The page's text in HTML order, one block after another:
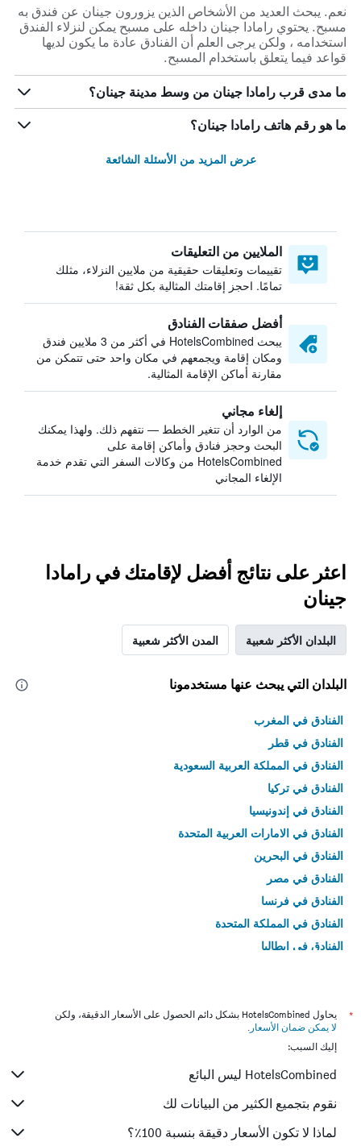
نعم. يبحث العديد من الأشخاص الذين يزورون جينان عن فندق به
مسبح. يحتوي رامادا جينان داخله على مسبح يمكن لنزلاء الفندق
استخدامه ، ولكن يرجى العلم أن الفنادق عادة ما يكون لديها
قواعد فيما يتعلق باستخدام المسبح.
ما مدى قرب رامادا جينان من وسط مدينة جينان؟
ما هو رقم هاتف رامادا جينان؟
عرض المزيد من الأسئلة الشائعة
الملايين من التعليقات
تقييمات وتعليقات حقيقية من ملايين النزلاء، مثلك
تمامًا. احجز إقامتك المثالية بكل ثقة!
أفضل صفقات الفنادق
يبحث HotelsCombined في أكثر من 3 ملايين فندق
ومكان إقامة ويجمعهم في مكان واحد حتى تتمكن من
مقارنة أماكن الإقامة المثالية.
إلغاء مجاني
من الوارد أن تتغير الخطط — نتفهم ذلك. ولهذا يمكنك
البحث وحجز فنادق وأماكن إقامة على
HotelsCombined من وكالات السفر التي تقدم خدمة
الإلغاء المجاني
اعثر على نتائج أفضل لإقامتك في رامادا
جينان
البلدان الأكثر شعبية المدن الأكثر شعبية
البلدان التي يبحث عنها مستخدمونا
الفنادق في المغرب
الفنادق في قطر
الفنادق في المملكة العربية السعودية
الفنادق في تركيا
الفنادق في إندونيسيا
الفنادق في الامارات العربية المتحدة
الفنادق في البحرين
الفنادق في مصر
الفنادق في فرنسا
الفنادق في المملكة المتحدة
الفنادق في إيطاليا
*
يحاول HotelsCombined بشكل دائم الحصول على الأسعار الدقيقة، ولكن
لا يمكن ضمان الأسعار .
إليك السبب:
HotelsCombined ليس البائع
نقوم بتجميع الكثير من البيانات لك
لماذا لا تكون الأسعار دقيقة بنسبة 100٪؟